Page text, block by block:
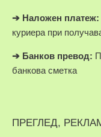
➔ Наложен платеж:
куриера при
➔ Банков превод:
банкова сметка
ПРЕГЛЕД,